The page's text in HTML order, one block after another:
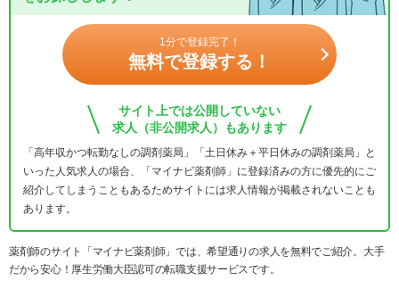
1分で登録完了！
無料で登録する！
サイト上では公開していない
求人（非公開求人）もあります
「高年収かつ転勤なしの調剤薬局」「土日休み＋平日休みの調剤薬局」と
いった人気求人の場合、「マイナビ薬剤師」に登録済みの方に優先的にご
紹介してしまうこともあるためサイトには求人情報が掲載されないことも
あります。
薬剤師のサイト「マイナビ薬剤師」では、希望通りの求人を無料でご紹介。大手
だから安心！厚生労働大臣認可の転職支援サービスです。